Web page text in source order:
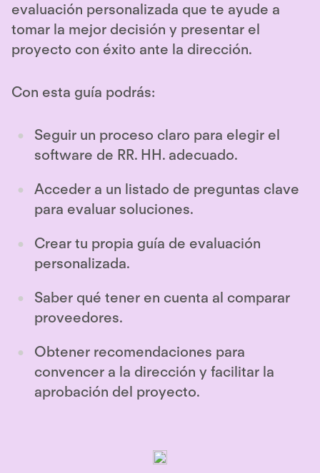
evaluación personalizada que te ayude a
tomar la mejor decisión y presentar el
proyecto con éxito ante la dirección.
Con esta guía podrás:
Seguir un proceso claro para elegir el
software de RR. HH. adecuado.
Acceder a un listado de preguntas clave
para evaluar soluciones.
Crear tu propia guía de evaluación
personalizada.
Saber qué tener en cuenta al comparar
proveedores.
Obtener recomendaciones para
convencer a la dirección y facilitar la
aprobación del proyecto.